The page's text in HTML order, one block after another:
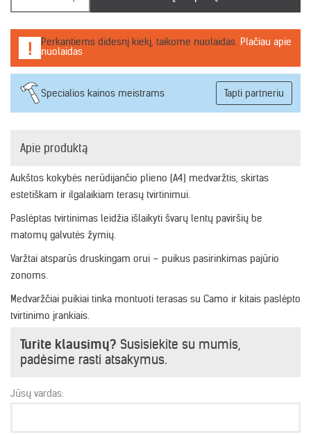
Perkantiems didesnį kiekį, taikome nuolaidas. Plačiau apie
nuolaidas
Specialios kainos meistrams Tapti partneriu
Apie produktą
Aukštos kokybės nerūdijančio plieno (A4) medvaržtis, skirtas
estetiškam ir ilgalaikiam terasų tvirtinimui.
Paslėptas tvirtinimas leidžia išlaikyti švarų lentų paviršių be
matomų galvutės žymių.
Varžtai atsparūs druskingam orui – puikus pasirinkimas pajūrio
zonoms.
Medvaržčiai puikiai tinka montuoti terasas su Camo ir kitais paslėpto
tvirtinimo įrankiais.
Turite klausimų? Susisiekite su mumis,
padėsime rasti atsakymus.
Jūsų vardas: